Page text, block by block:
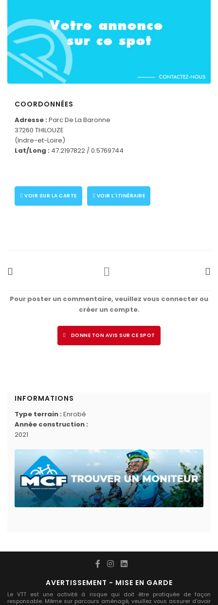
COORDONNÉES
Adresse : Parc De La Baronne
37260 THILOUZE
(Indre-et-Loire)
Lat/Long : 47.2197822 / 0.5769744
VOIR SUR LA CARTE VOIR L'ITINÉRAIRE
Pour poster un commentaire, veuillez vous connecter ou
créer un compte.
DONNE TON AVIS SUR CE SPOT
INFORMATIONS
Type terrain : Enrobé
Année construction :
2021
AVERTISSEMENT - MISE EN GARDE
Le VTT est une activité à risque qui doit être pratiquée de façon
responsable. Même sur parcours aménagé, veuillez vous assurer d'avoir